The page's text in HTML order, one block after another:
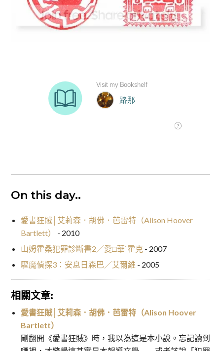
On this day..
愛書狂賊│艾莉森．胡佛．芭雷特（Alison Hoover
Bartlett）
- 2010
山姆霍桑犯罪診斷書2／愛□華˙霍克 - 2007
驅魔偵探3：安息日森巴／艾爾維 - 2005
相關文章:
愛書狂賊│艾莉森．胡佛．芭雷特（Alison Hoover
Bartlett）
剛翻開《愛書狂賊》時，我以為這是本小說。忘記讀到